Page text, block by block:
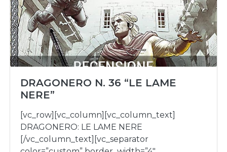
DRAGONERO N. 36 “LE LAME
NERE”
[vc_row][vc_column][vc_column_text]
DRAGONERO: LE LAME NERE
[/vc_column_text][vc_separator